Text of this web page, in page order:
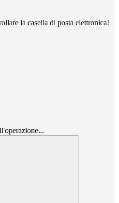
la casella di posta elettronica!